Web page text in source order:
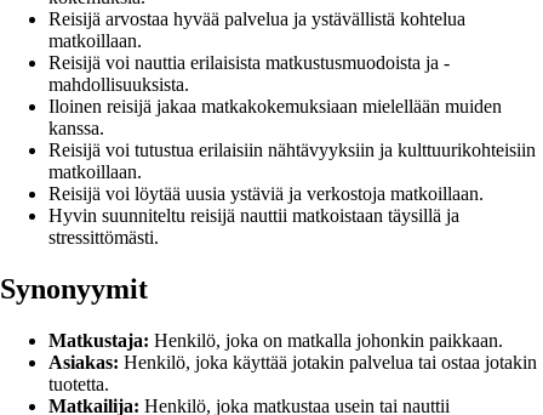
Reisijä arvostaa hyvää palvelua ja ystävällistä kohtelua
matkoillaan.
Reisijä voi nauttia erilaisista matkustusmuodoista ja -
mahdollisuuksista.
Iloinen reisijä jakaa matkakokemuksiaan mielellään muiden
kanssa.
Reisijä voi tutustua erilaisiin nähtävyyksiin ja kulttuurikohteisiin
matkoillaan.
Reisijä voi löytää uusia ystäviä ja verkostoja matkoillaan.
Hyvin suunniteltu reisijä nauttii matkoistaan täysillä ja
stressittömästi.
Synonyymit
Matkustaja: Henkilö, joka on matkalla johonkin paikkaan.
Asiakas: Henkilö, joka käyttää jotakin palvelua tai ostaa jotakin
tuotetta.
Matkailija: Henkilö, joka matkustaa usein tai nauttii